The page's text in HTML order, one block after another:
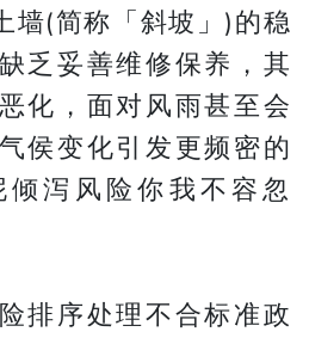
墙(简称「斜坡」)的稳
乏妥善维修保养，其
化，面对风雨甚至会
侯变化引发更频密的
泻风险你我不容忽
排序处理不合标准政